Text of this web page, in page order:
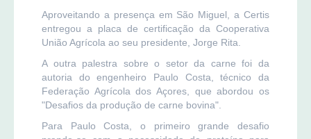
Aproveitando a presença em São Miguel, a Certis
entregou a placa de certificação da Cooperativa
União Agrícola ao seu presidente, Jorge Rita.
A outra palestra sobre o setor da carne foi da
autoria do engenheiro Paulo Costa, técnico da
Federação Agrícola dos Açores, que abordou os
"Desafios da produção de carne bovina".
Para Paulo Costa, o primeiro grande desafio